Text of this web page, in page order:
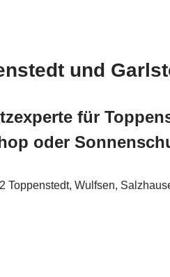
und
für
oder
Wulfsen,